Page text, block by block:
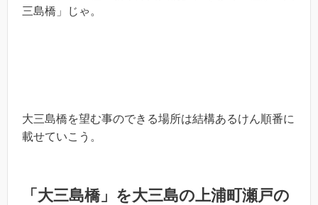
三島橋」じゃ。
大三島橋を望む事のできる場所は結構あるけん順番に
載せていこう。
「大三島橋」を大三島の上浦町瀬戸の